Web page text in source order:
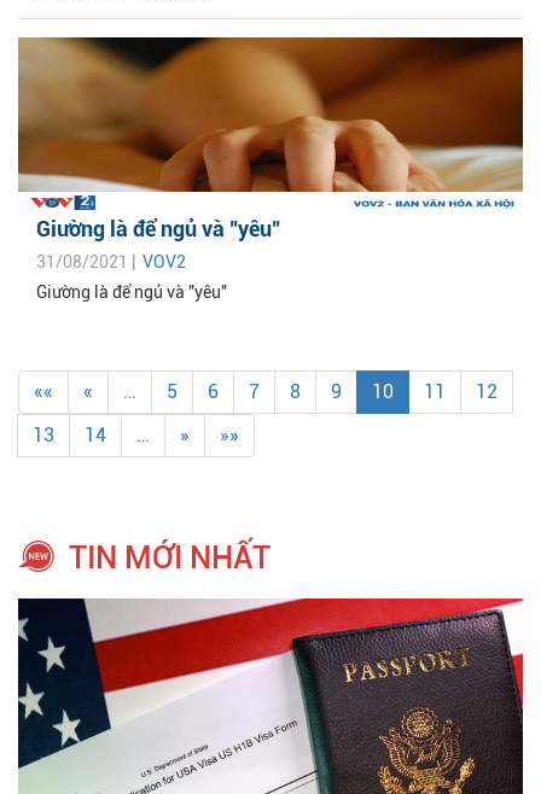
Giường là để ngủ và "yêu"
31/08/2021 | VOV2
Giường là để ngủ và "yêu"
«« « … 5 6 7 8 9 10 11
12
13
14 … » »»
TIN MỚI NHẤT